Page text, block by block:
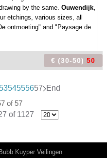
by the same. Ouwendijk,
etchings, various sizes, all
ontmoeting" and "Paysage de
€ (30-50) 50
54555657 End
of 57
of 1127
Kuyper Veilingen